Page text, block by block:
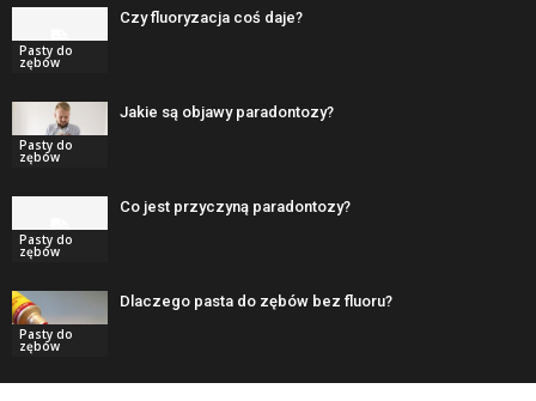
Pasty do
zębów
Czy fluoryzacja coś daje?
Pasty do
zębów
Jakie są objawy paradontozy?
Pasty do
zębów
Co jest przyczyną paradontozy?
Pasty do
zębów
Dlaczego pasta do zębów bez fluoru?